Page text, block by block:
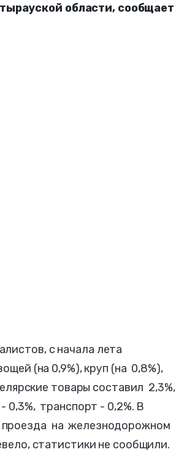
области, сообщает
с начала лета
(на 0,9%), круп (на 0,8%),
товары составил 2,3%,
0,3%, транспорт - 0,2%. В
на железнодорожном
статистики не сообщили.